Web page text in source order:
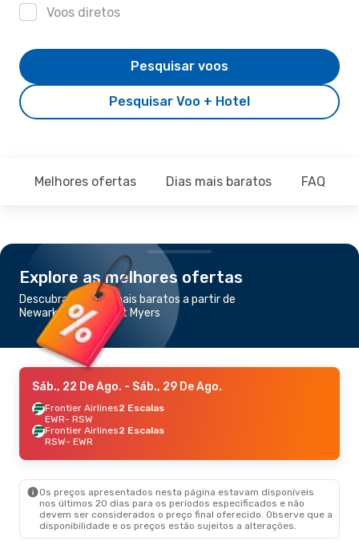
Voos diretos
Pesquisar Voo + Hotel
Pesquisar voos
Melhores ofertas Dias mais baratos FAQ
Explore as melhores ofertas
Descubra os voos mais baratos a partir de
Newark, NJ para Fort Myers
Sáb., 22 De Ago. - Sáb., 29 De Ago.
Frontier Airlines2 Escalas
EWR- RSW
Frontier Airlines2 Escalas
RSW- EWR
Os preços apresentados nesta página estavam disponíveis
nos últimos 20 dias para os períodos especificados e não
devem ser considerados o preço final oferecido. Observe que a
disponibilidade e os preços estão sujeitos a alterações.